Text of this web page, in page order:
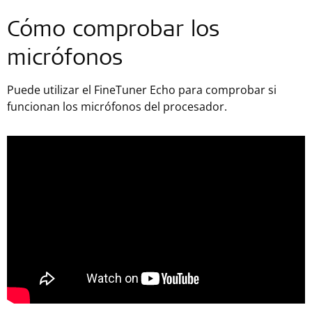
Cómo comprobar los
micrófonos
Puede utilizar el FineTuner Echo para comprobar si
funcionan los micrófonos del procesador.